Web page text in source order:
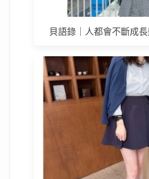
貝語錄｜人都會不斷成